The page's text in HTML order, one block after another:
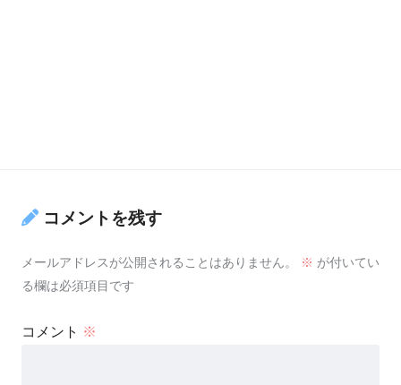
コメントを残す
メールアドレスが公開されることはありません。 ※ が付いてい
る欄は必須項目です
コメント ※